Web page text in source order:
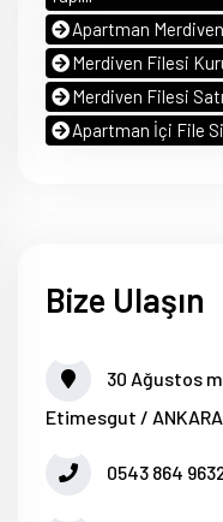
Apartman
Merdiven Filesi
Merdiven Filesi
Apartman İçi File
Bize Ulaşın
30 Ağustos
Etimesgut / ANKARA
0543 864